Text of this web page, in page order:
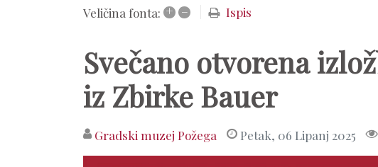
Veličina fonta: + – Ispis
Svečano otvorena
iz Zbirke Bauer
Gradski muzej Požega Petak, 06 Lipanj 2025